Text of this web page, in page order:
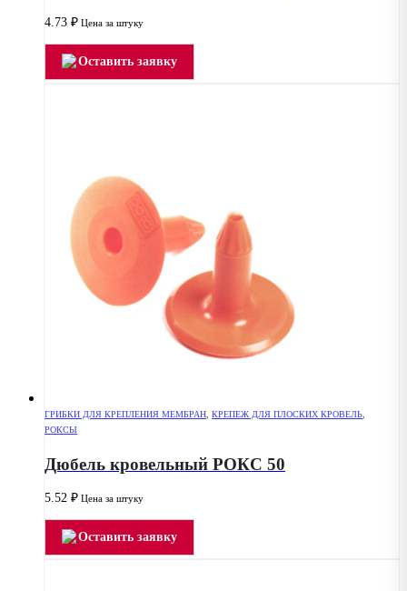
4.73 ₽ Цена за штуку
Оставить заявку
ГРИБКИ ДЛЯ КРЕПЛЕНИЯ МЕМБРАН КРЕПЕЖ ДЛЯ ПЛОСКИХ КРОВЕЛЬ
РОКСЫ
Дюбель кровельный РОКС 50
5.52 ₽ Цена за штуку
Оставить заявку